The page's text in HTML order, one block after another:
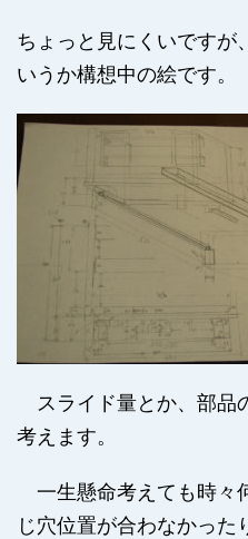
ちょっと見にくいですが
いうか構想中の絵です。
スライド量とか、部品
考えます。
一生懸命考えても時々
じ穴位置が合わなかった